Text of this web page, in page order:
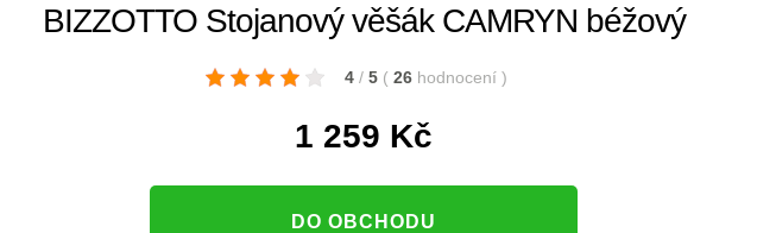
BIZZOTTO Stojanový věšák CAMRYN béžový
4 / 5 ( 26 hodnocení )
1 259 Kč
DO OBCHODU